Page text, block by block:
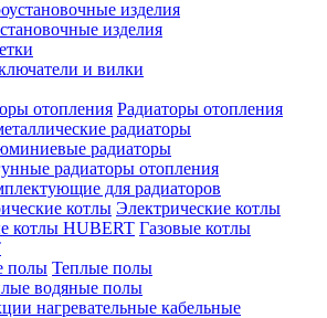
изделия
и вилки
Радиаторы отопления
радиаторы
радиаторы
радиаторы отопления
для радиаторов
Электрические котлы
Газовые котлы
Теплые полы
водяные полы
нагревательные кабельные